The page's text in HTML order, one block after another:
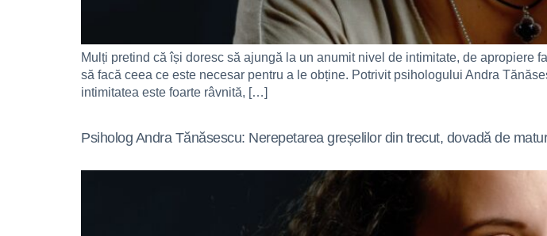
Mulți pretind că își doresc să ajungă la un anumit nivel de intimitate, de apropiere
să facă ceea ce este necesar pentru a le obține. Potrivit psihologului Andra
intimitatea este foarte râvnită, […]
Psiholog Andra Tănăsescu: Nerepetarea greșelilor din trecut, dovadă de